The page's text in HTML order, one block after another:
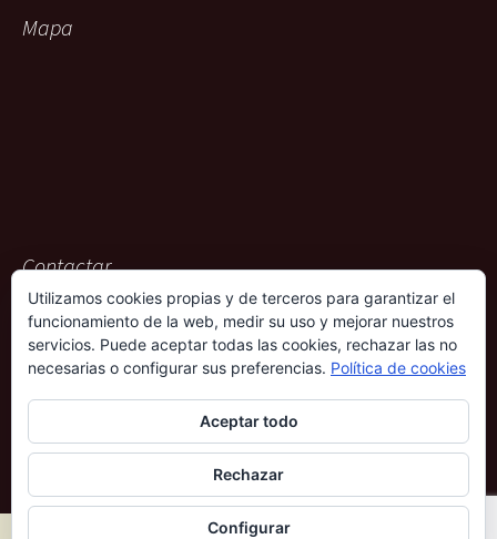
Mapa
Contactar
ACG Representaciones
Rambla Pulido, 36
38004 – Santa Cruz de Tenerife
901 009 612
690 339 686
Utilizamos cookies propias y de terceros para garantizar el
funcionamiento de la web, medir su uso y mejorar nuestros
servicios. Puede aceptar todas las cookies, rechazar las no
necesarias o configurar sus preferencias. Política de cookies
Aceptar todo
Rechazar
Configurar